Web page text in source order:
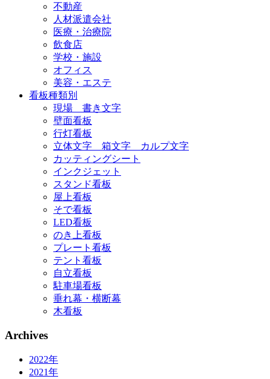
不動産
人材派遣会社
医療・治療院
飲食店
学校・施設
オフィス
美容・エステ
看板種類別
現場 書き文字
壁面看板
行灯看板
立体文字 箱文字 カルプ文字
カッティングシート
インクジェット
スタンド看板
屋上看板
そで看板
LED看板
のき上看板
プレート看板
テント看板
自立看板
駐車場看板
垂れ幕・横断幕
木看板
Archives
2022年
2021年